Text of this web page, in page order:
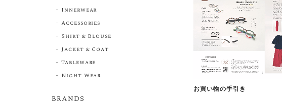
お買い物の手引き
Innerwear
Accessories
Shirt & Blouse
Jacket & Coat
Tableware
Night Wear
BRANDS